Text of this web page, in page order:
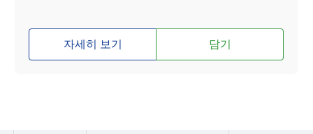
자세히 보기 담기